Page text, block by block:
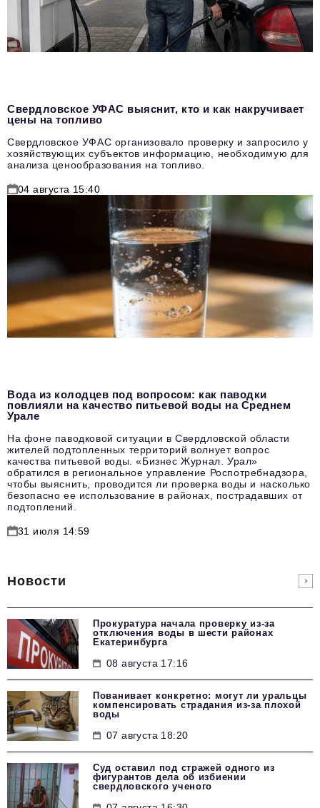
Свердловское УФАС выяснит, кто и как накручивает
цены на топливо
Свердловское УФАС организовало проверку и запросило у
хозяйствующих субъектов информацию, необходимую для
анализа ценообразования на топливо.
04 августа 15:40
Вода из колодцев под вопросом: как паводки
повлияли на качество питьевой воды на Среднем
Урале
На фоне паводковой ситуации в Свердловской области
жителей подтопленных территорий волнует вопрос
качества питьевой воды. «Бизнес Журнал. Урал»
обратился в региональное управление Роспотребнадзора,
чтобы выяснить, проводится ли проверка воды и насколько
безопасно ее использование в районах, пострадавших от
подтоплений.
31 июля 14:59
Новости
Прокуратура начала проверку из-за
отключения воды в шести районах
Екатеринбурга
08 августа 17:16
Пованивает конкретно: могут ли уральцы
компенсировать страдания из-за плохой
воды
07 августа 18:20
Суд оставил под стражей одного из
фигурантов дела об избиении
свердловского ученого